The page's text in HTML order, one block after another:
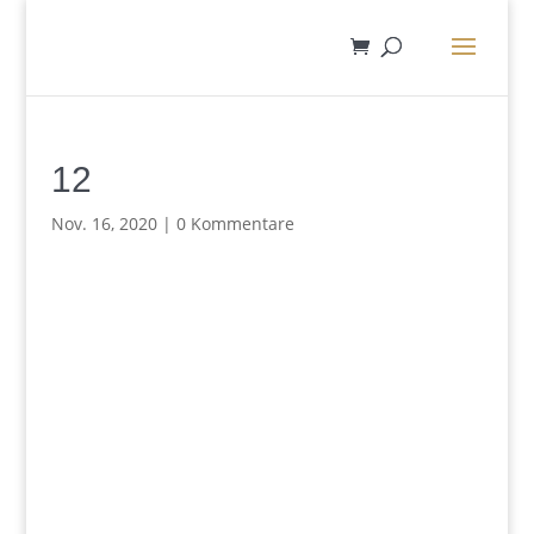
12
Nov. 16, 2020| 0 Kommentare